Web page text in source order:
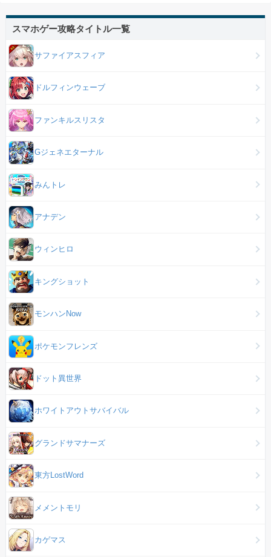
スマホゲー攻略タイトル一覧
サファイアスフィア
ドルフィンウェーブ
ファンキルスリスタ
Gジェネエターナル
みんトレ
アナデン
ウィンヒロ
キングショット
モンハンNow
ポケモンフレンズ
ドット異世界
ホワイトアウトサバイバル
グランドサマナーズ
東方LostWord
メメントモリ
カゲマス